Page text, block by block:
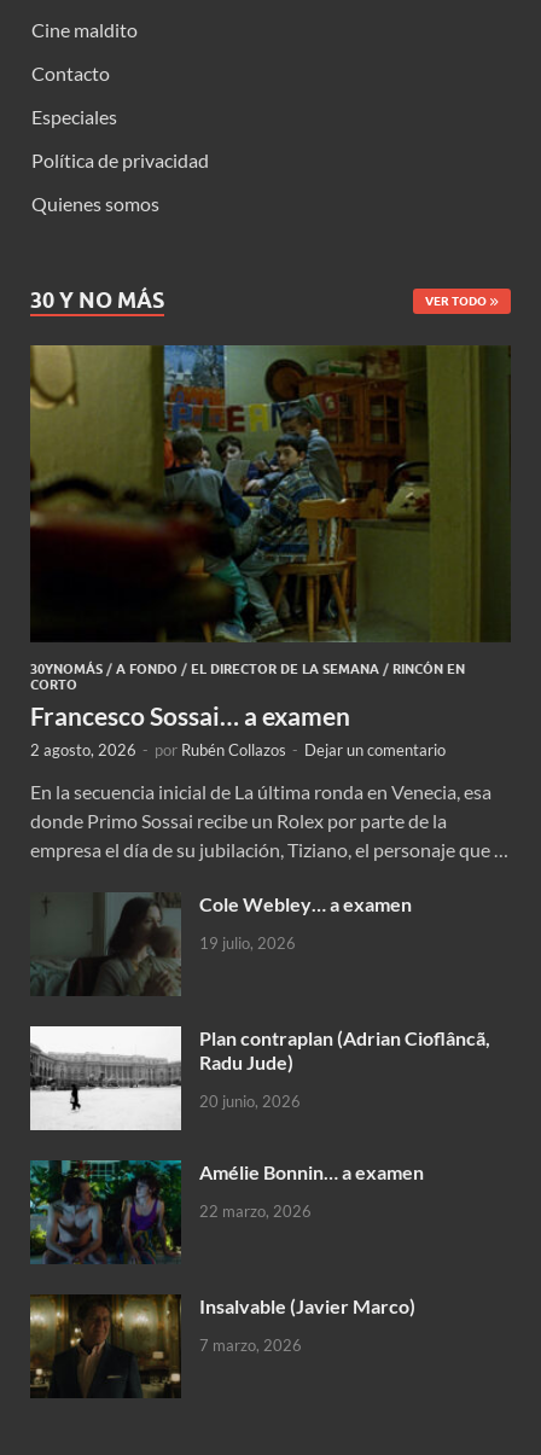
Cine maldito
Contacto
Especiales
Política de privacidad
Quienes somos
30 Y NO MÁS VER TODO
30YNOMÁS / A FONDO / EL DIRECTOR DE LA SEMANA / RINCÓN EN
CORTO
Francesco Sossai… a examen
2 agosto, 2026 - por Rubén Collazos - Dejar un comentario
En la secuencia inicial de La última ronda en Venecia, esa
donde Primo Sossai recibe un Rolex por parte de la
empresa el día de su jubilación, Tiziano, el personaje que …
Cole Webley… a examen
19 julio, 2026
Plan contraplan (Adrian Cioflâncã,
Radu Jude)
20 junio, 2026
Amélie Bonnin… a examen
22 marzo, 2026
Insalvable (Javier Marco)
7 marzo, 2026